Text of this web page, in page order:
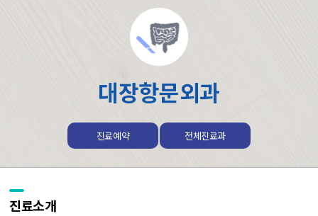
대장항문외과
진료예약 전체진료과
진료소개